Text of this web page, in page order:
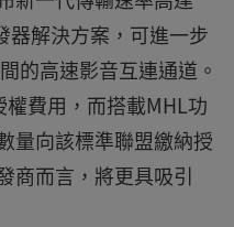
解決方案，可進一步
的高速影音互連通道。
費用，而搭載MHL功
量向該標準聯盟繳納授
商而言，將更具吸引